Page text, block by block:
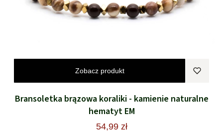
Zobacz produkt
Bransoletka brązowa koraliki - kamienie naturalne
hematyt EM
54,99 zł